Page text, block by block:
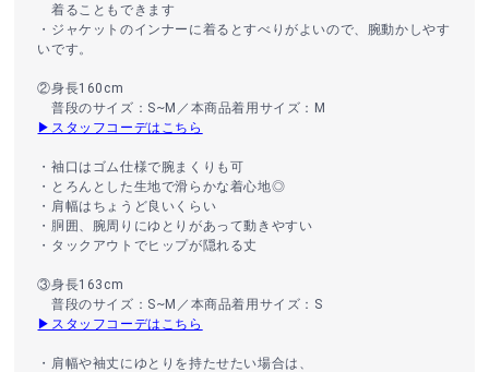
着ることもできます
・ジャケットのインナーに着るとすべりがよいので、腕動かしやす
いです。
②身長160cm
普段のサイズ：S~M／本商品着用サイズ：M
▶スタッフコーデはこちら
・袖口はゴム仕様で腕まくりも可
・とろんとした生地で滑らかな着心地◎
・肩幅はちょうど良いくらい
・胴囲、腕周りにゆとりがあって動きやすい
・タックアウトでヒップが隠れる丈
③身長163cm
普段のサイズ：S~M／本商品着用サイズ：S
▶スタッフコーデはこちら
・肩幅や袖丈にゆとりを持たせたい場合は、